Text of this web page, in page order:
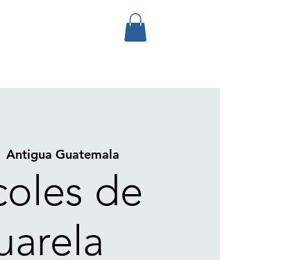
Antigua Guatemala
de